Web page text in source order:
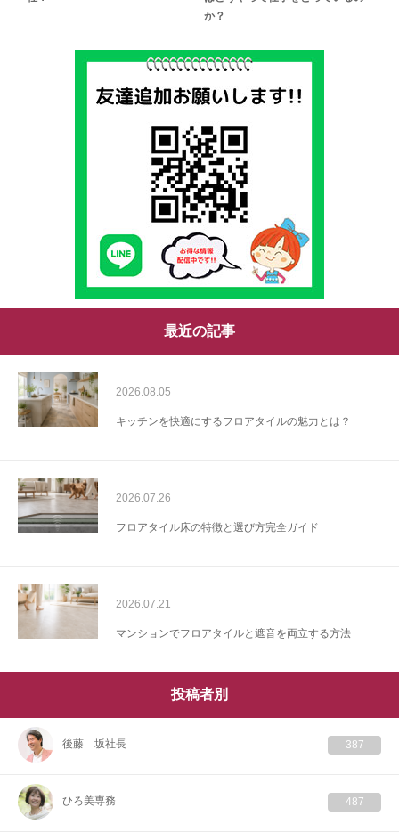
か？
最近の記事
2026.08.05
キッチンを快適にするフロアタイルの魅力とは？
2026.07.26
フロアタイル床の特徴と選び方完全ガイド
2026.07.21
マンションでフロアタイルと遮音を両立する方法
投稿者別
後藤 坂社長 387
ひろ美専務 487